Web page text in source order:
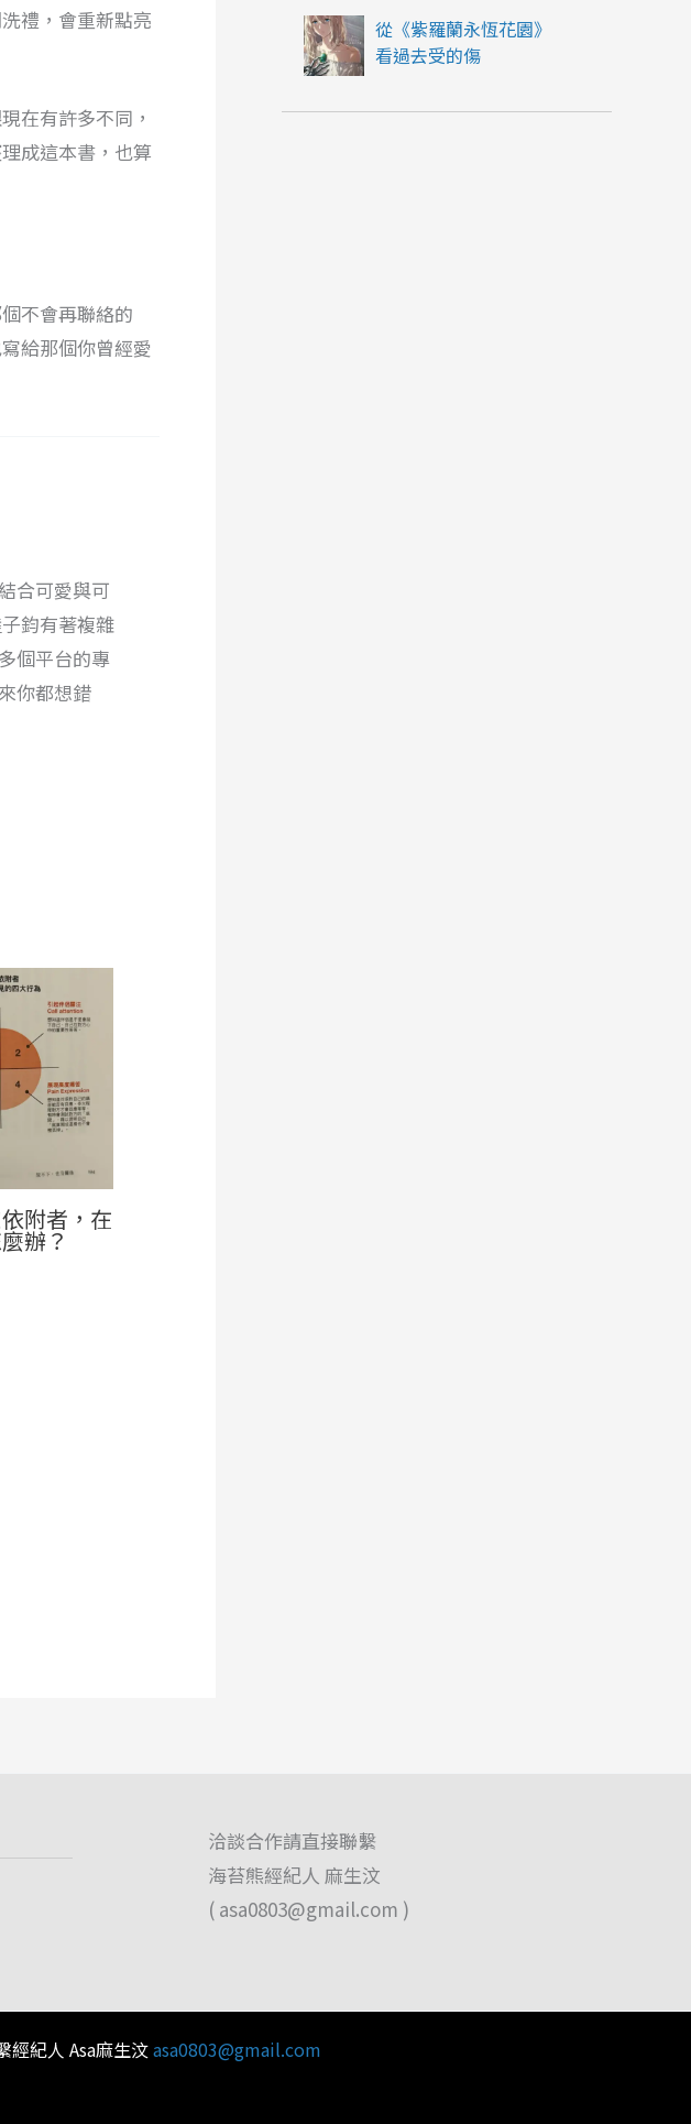
禮，會重新點亮
在有許多不同，
成這本書，也算
不會再聯絡的
給那個你曾經愛
合可愛與可
鈞有著複雜
個平台的專
你都想錯
附者，在
辦？
從《紫羅蘭永恆花園》
看過去受的傷
洽談合作請直接聯繫
海苔熊經紀人 麻生汶
( asa0803@gmail.com )
紀人 Asa麻生汶asa0803@gmail.com